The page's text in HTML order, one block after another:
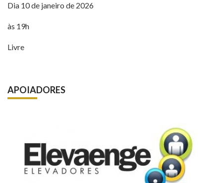
Dia 10 de janeiro de 2026
às 19h
Livre
APOIADORES